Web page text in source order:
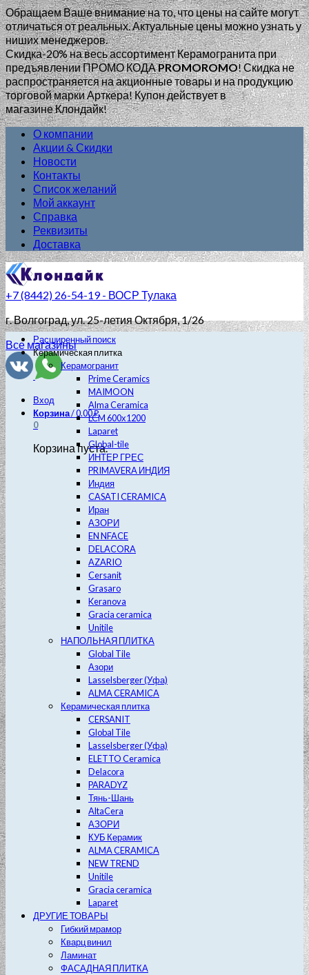
Обращаем Ваше внимание на то, что цены на сайте могут
отличаться от реальных. Актуальные цены можно узнать у
ниших менеджеров.
Скидка-20% на весь ассортимент Керамогранита при
предъявлении ПРОМО КОДАPROMOROMO!Скидка не
распространяется на акционные товары и на продукцию
торговой марки Арткера! Купон действует в
магазине Клондайк!
О компании
Акции & Скидки
Новости
Контакты
Список желаний
Мой аккаунт
Справка
Реквизиты
Доставка
+7 (8442) 26-54-19 - ВОСР Тулака
г. Волгоград, ул. 25-летия Октября, 1/26
Все магазины
Вход
Корзина/0.00₽
0
Корзина пуста.
Расширенный поиск
Керамическая плитка
Керамогранит
Prime Ceramics
MAIMOON
Alma Ceramica
LCM 600х1200
Laparet
Global-tile
ИНТЕР ГРЕС
PRIMAVERA ИНДИЯ
Индия
CASATI CERAMICA
Иран
АЗОРИ
EN NFACE
DELACORA
AZARIO
Cersanit
Grasaro
Keranova
Gracia ceramica
Unitile
НАПОЛЬНАЯ ПЛИТКА
Global Tile
Азори
Lasselsberger (Уфа)
ALMA CERAMICA
Керамическая плитка
CERSANIT
Global Tile
Lasselsberger (Уфа)
ELETTO Ceramica
Delacora
PARADYZ
Тянь-Шань
AltaCera
АЗОРИ
КУБ Керамик
ALMA CERAMICA
NEW TREND
Unitile
Gracia ceramica
Laparet
ДРУГИЕ ТОВАРЫ
Гибкий мрамор
Кварц винил
Ламинат
ФАСАДНАЯ ПЛИТКА